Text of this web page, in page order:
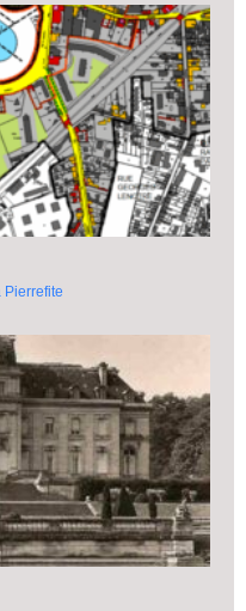
Pierrefite